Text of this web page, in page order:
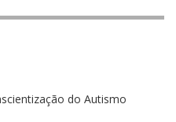
do Autismo